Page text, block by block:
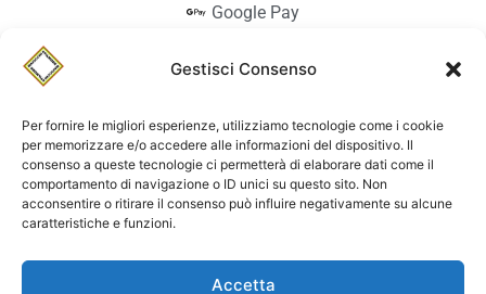
Gestisci Consenso
Per fornire le migliori esperienze, utilizziamo tecnologie come i cookie
per memorizzare e/o accedere alle informazioni del dispositivo. Il
consenso a queste tecnologie ci permetterà di elaborare dati come il
comportamento di navigazione o ID unici su questo sito. Non
acconsentire o ritirare il consenso può influire negativamente su alcune
caratteristiche e funzioni.
Accetta
Google Pay
Pagamento alla consegna
StilmodeMaiocchi
© Stilmode Maiocchi 2026 | P.iva
01942740182